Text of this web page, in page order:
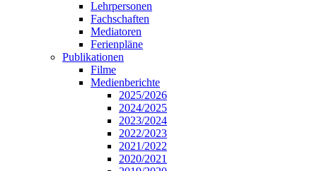
Lehrpersonen
Fachschaften
Mediatoren
Ferienpläne
Publikationen
Filme
Medienberichte
2025/2026
2024/2025
2023/2024
2022/2023
2021/2022
2020/2021